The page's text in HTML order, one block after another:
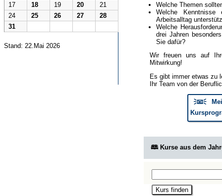
17
18 19 20
21
24
25 26 27
28
31
Stand: 22.Mai 2026
Welche Themen
Welche
Arbeitsalltag
Welche
drei Jahren
Sie dafür?
Wir freuen uns auf
Mitwirkung!
Es gibt immer etwas zu
Ihr Team von der
🗦📧🗧
🕮 Kurse aus dem